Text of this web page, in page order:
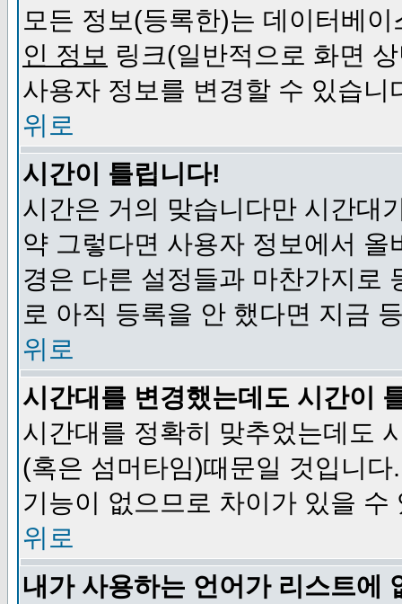
모든 정보(등록한)는 데이터베
인 정보 링크(일반적으로 화면
사용자 정보를 변경할 수 있습니
위로
시간이 틀립니다!
시간은 거의 맞습니다만 시간대
약 그렇다면 사용자 정보에서
경은 다른 설정들과 마찬가지로
로 아직 등록을 안 했다면 지금
위로
시간대를 변경했는데도 시간이
시간대를 정확히 맞추었는데도
(혹은 섬머타임)때문일 것입니
기능이 없으므로 차이가 있을 수
위로
내가 사용하는 언어가 리스트에